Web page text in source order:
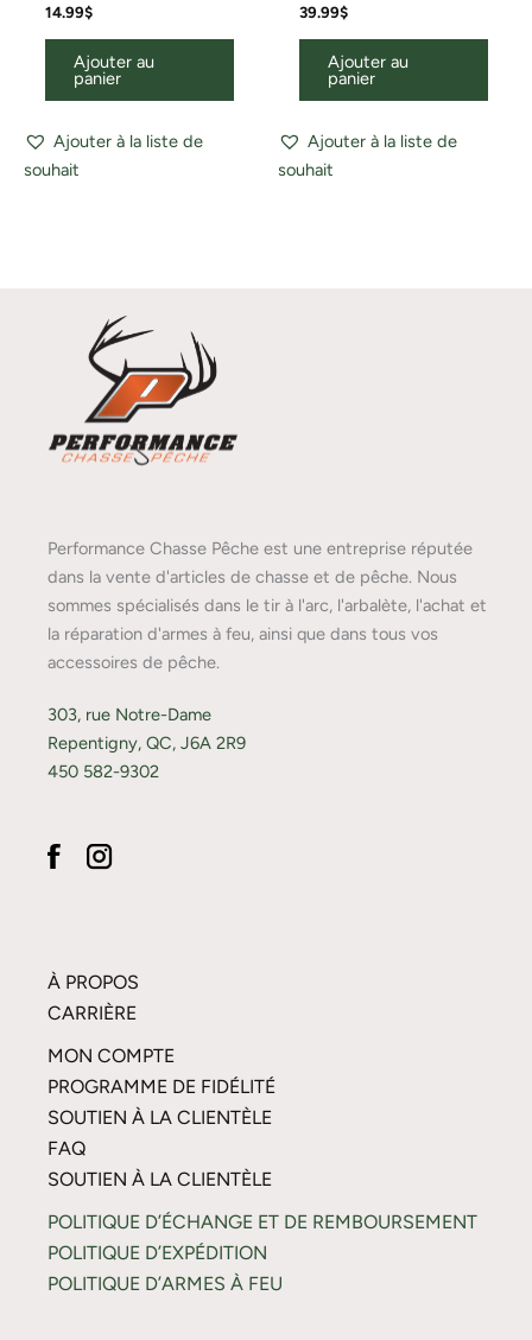
14.99$
Ajouter au
panier
Ajouter à la liste de
souhait
39.99$
Ajouter au
panier
Ajouter à la liste de
souhait
Performance Chasse Pêche est une entreprise réputée
dans la vente d'articles de chasse et de pêche. Nous
sommes spécialisés dans le tir à l'arc, l'arbalète, l'achat et
la réparation d'armes à feu, ainsi que dans tous vos
accessoires de pêche.
303, rue Notre-Dame
Repentigny, QC, J6A 2R9
450 582-9302
À PROPOS
CARRIÈRE
MON COMPTE
PROGRAMME DE FIDÉLITÉ
SOUTIEN À LA CLIENTÈLE
FAQ
SOUTIEN À LA CLIENTÈLE
POLITIQUE D’ÉCHANGE ET DE REMBOURSEMENT
POLITIQUE D’EXPÉDITION
POLITIQUE D’ARMES À FEU